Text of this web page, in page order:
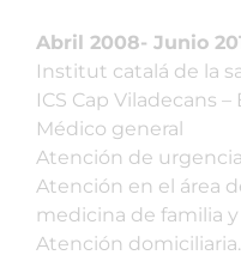
Abril 2008- Junio
Institut catalá de la
ICS Cap Viladecans
Médico general
Atención de
Atención en el área
medicina de familia
Atención domiciliaria.